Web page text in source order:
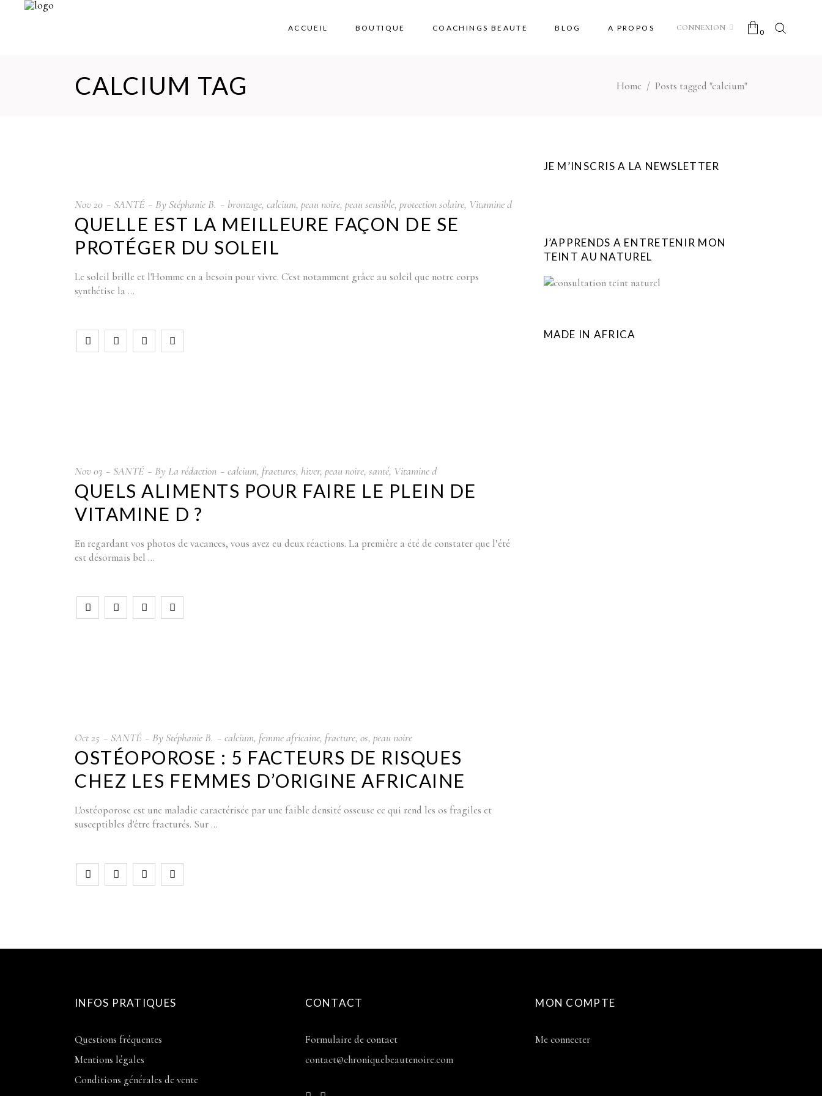
ACCUEIL BOUTIQUE COACHINGS BEAUTE BLOG A PROPOS CONNEXION 0
No products in the cart.
CALCIUM TAG Home / Posts tagged "calcium"
Nov20 SANTÉ By Stéphanie B. bronzage, calcium, peau noire, peau sensible, protection solaire, Vitamine d
QUELLE EST LA MEILLEURE FAÇON DE SE
PROTÉGER DU SOLEIL
Le soleil brille et l'Homme en a besoin pour vivre. C'est notamment grâce au soleil que notre corps
synthétise la
Nov03 SANTÉ By La rédaction calcium, fractures, hiver, peau noire, santé, Vitamine d
QUELS ALIMENTS POUR FAIRE LE PLEIN DE
VITAMINE D ?
En regardant vos photos de vacances, vous avez eu deux réactions. La première a été de constater que l’été
est désormais bel
Oct25 SANTÉ By Stéphanie B. calcium, femme africaine, fracture, os, peau noire
OSTÉOPOROSE : 5 FACTEURS DE RISQUES
CHEZ LES FEMMES D’ORIGINE AFRICAINE
L'ostéoporose est une maladie caractérisée par une faible densité osseuse ce qui rend les os fragiles et
susceptibles d'être fracturés. Sur
JE M’INSCRIS A LA NEWSLETTER
J’APPRENDS A ENTRETENIR MON
TEINT AU NATUREL
MADE IN AFRICA
INFOS PRATIQUES
Questions fréquentes
Mentions légales
Conditions générales de vente
CONTACT
Formulaire de contact
contact@chroniquebeautenoire.com
MON COMPTE
Me connecter